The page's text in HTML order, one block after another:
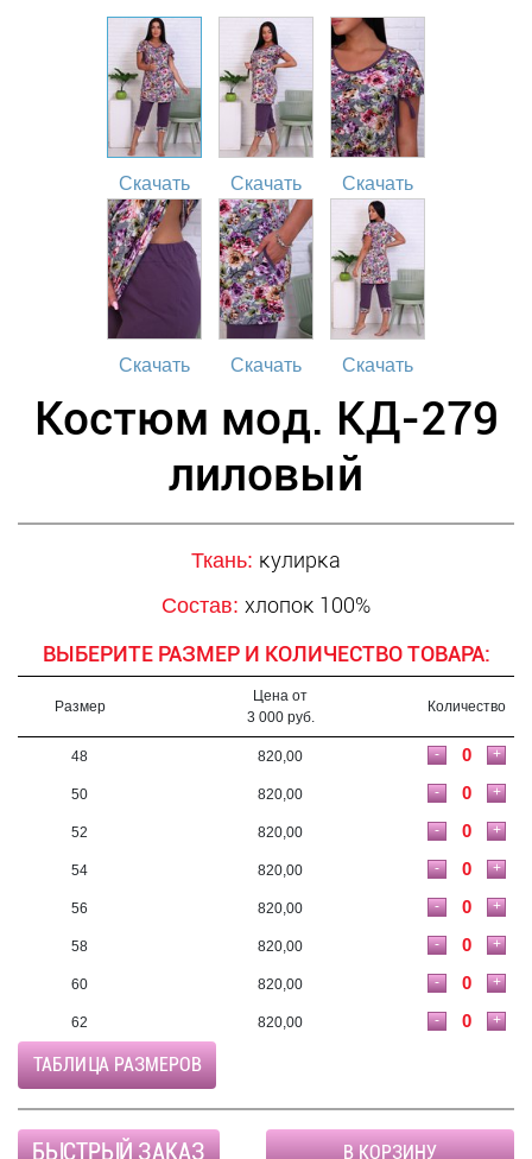
Скачать Скачать Скачать
Скачать Скачать Скачать
Костюм мод. КД-279
лиловый
Ткань: кулирка
Состав: хлопок 100%
ВЫБЕРИТЕ РАЗМЕР И КОЛИЧЕСТВО ТОВАРА:
Размер
Цена от
3 000 руб.
Количество
48 820,00 +
-
50 820,00 +
-
52 820,00 +
-
54 820,00 +
-
56 820,00 +
-
58 820,00 +
-
60 820,00 +
-
62 820,00 +
-
ТАБЛИЦА РАЗМЕРОВ
БЫСТРЫЙ ЗАКАЗ В КОРЗИНУ